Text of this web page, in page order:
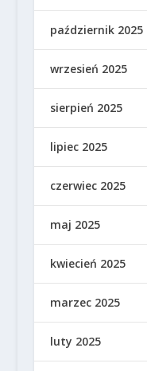
październik 2025
wrzesień 2025
sierpień 2025
lipiec 2025
czerwiec 2025
maj 2025
kwiecień 2025
marzec 2025
luty 2025